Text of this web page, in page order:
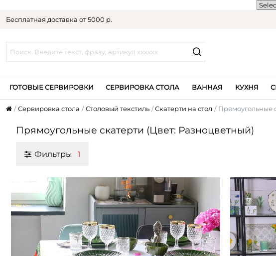
Бесплатная доставка от 5000 р.
ГОТОВЫЕ СЕРВИРОВКИ СЕРВИРОВКА СТОЛА ВАННАЯ КУХНЯ
Сервировка стола Столовый текстиль Скатерти на стол Прямоугольные
Прямоугольные скатерти (Цвет: Разноцветный)
Фильтры 1